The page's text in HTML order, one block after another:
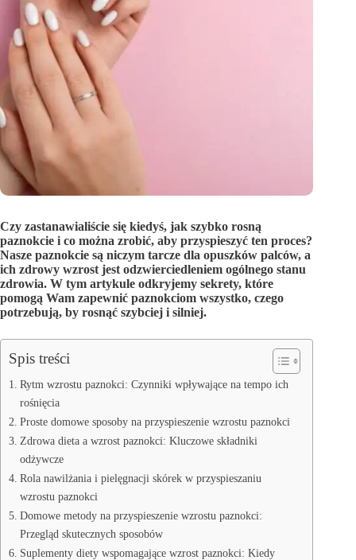
Czy zastanawialiście się kiedyś, jak szybko rosną
paznokcie i co można zrobić, aby przyspieszyć ten proces?
Nasze paznokcie są niczym tarcze dla opuszków palców, a
ich zdrowy wzrost jest odzwierciedleniem ogólnego stanu
zdrowia. W tym artykule odkryjemy sekrety, które
pomogą Wam zapewnić paznokciom wszystko, czego
potrzebują, by rosnąć szybciej i silniej.
Spis treści
Rytm wzrostu paznokci: Czynniki wpływające na tempo ich
rośnięcia
Proste domowe sposoby na przyspieszenie wzrostu paznokci
Zdrowa dieta a wzrost paznokci: Kluczowe składniki
odżywcze
Rola nawilżania i pielęgnacji skórek w przyspieszaniu
wzrostu paznokci
Domowe metody na przyspieszenie wzrostu paznokci:
Przegląd skutecznych sposobów
Suplementy diety wspomagające wzrost paznokci: Kiedy